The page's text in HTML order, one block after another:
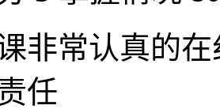
非常认真的
任